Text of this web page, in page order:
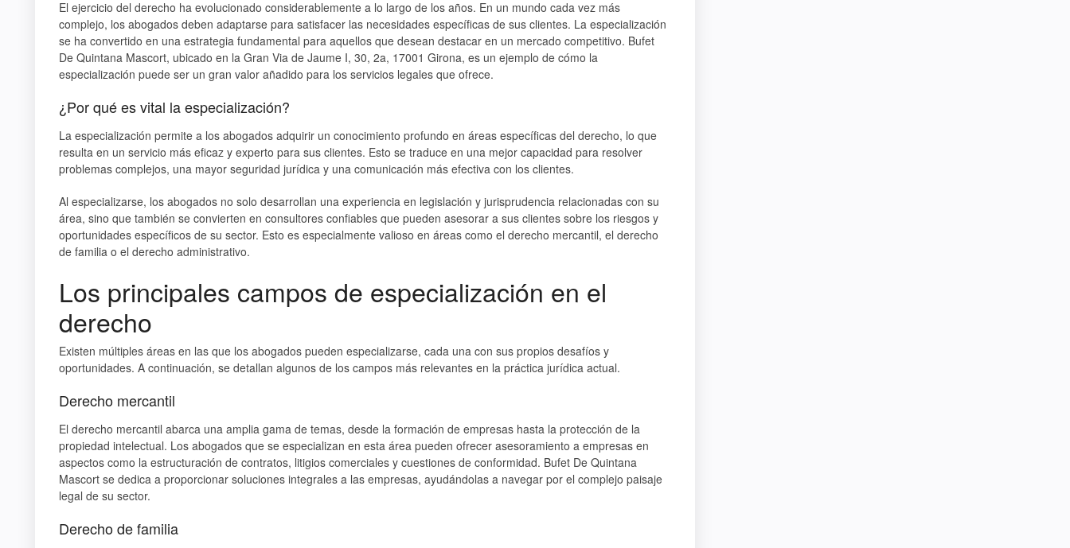
El ejercicio del derecho ha evolucionado considerablemente a lo largo de los años. En un mundo cada vez más
complejo, los abogados deben adaptarse para satisfacer las necesidades específicas de sus clientes. La especialización
se ha convertido en una estrategia fundamental para aquellos que desean destacar en un mercado competitivo. Bufet
De Quintana Mascort, ubicado en la Gran Via de Jaume I, 30, 2a, 17001 Girona, es un ejemplo de cómo la
especialización puede ser un gran valor añadido para los servicios legales que ofrece.
¿Por qué es vital la especialización?
La especialización permite a los abogados adquirir un conocimiento profundo en áreas específicas del derecho, lo que
resulta en un servicio más eficaz y experto para sus clientes. Esto se traduce en una mejor capacidad para resolver
problemas complejos, una mayor seguridad jurídica y una comunicación más efectiva con los clientes.
Al especializarse, los abogados no solo desarrollan una experiencia en legislación y jurisprudencia relacionadas con su
área, sino que también se convierten en consultores confiables que pueden asesorar a sus clientes sobre los riesgos y
oportunidades específicos de su sector. Esto es especialmente valioso en áreas como el derecho mercantil, el derecho
de familia o el derecho administrativo.
Los principales campos de especialización en el
derecho
Existen múltiples áreas en las que los abogados pueden especializarse, cada una con sus propios desafíos y
oportunidades. A continuación, se detallan algunos de los campos más relevantes en la práctica jurídica actual.
Derecho mercantil
El derecho mercantil abarca una amplia gama de temas, desde la formación de empresas hasta la protección de la
propiedad intelectual. Los abogados que se especializan en esta área pueden ofrecer asesoramiento a empresas en
aspectos como la estructuración de contratos, litigios comerciales y cuestiones de conformidad. Bufet De Quintana
Mascort se dedica a proporcionar soluciones integrales a las empresas, ayudándolas a navegar por el complejo paisaje
legal de su sector.
Derecho de familia